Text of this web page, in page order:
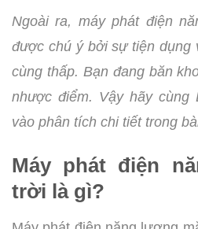
Ngoài ra, máy phát điện
được chú ý bởi sự tiện dụng
cùng thấp. Bạn đang băn
nhược điểm. Vậy hãy cùng
vào phân tích chi tiết trong
Máy phát điện
trời là gì?